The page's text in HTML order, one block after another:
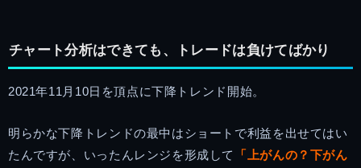
チャート分析はできても、トレードは負けてばかり
2021年11月10日を頂点に下降トレンド開始。
明らかな下降トレンドの最中はショートで利益を出せてはい
たんですが、いったんレンジを形成して
「上がんの？下がん